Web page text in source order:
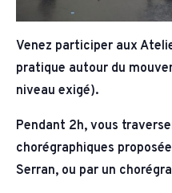
Venez participer aux
pratique autour du
niveau exigé).
Pendant 2h, vous
chorégraphiques
Serran, ou par un